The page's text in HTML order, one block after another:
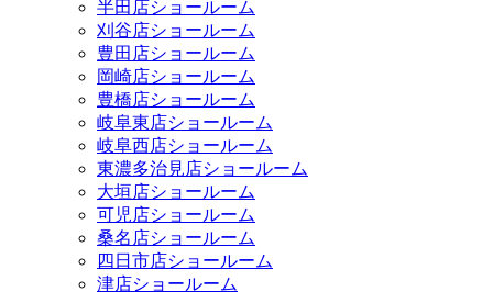
半田店ショールーム
刈谷店ショールーム
豊田店ショールーム
岡崎店ショールーム
豊橋店ショールーム
岐阜東店ショールーム
岐阜西店ショールーム
東濃多治見店ショールーム
大垣店ショールーム
可児店ショールーム
桑名店ショールーム
四日市店ショールーム
津店ショールーム